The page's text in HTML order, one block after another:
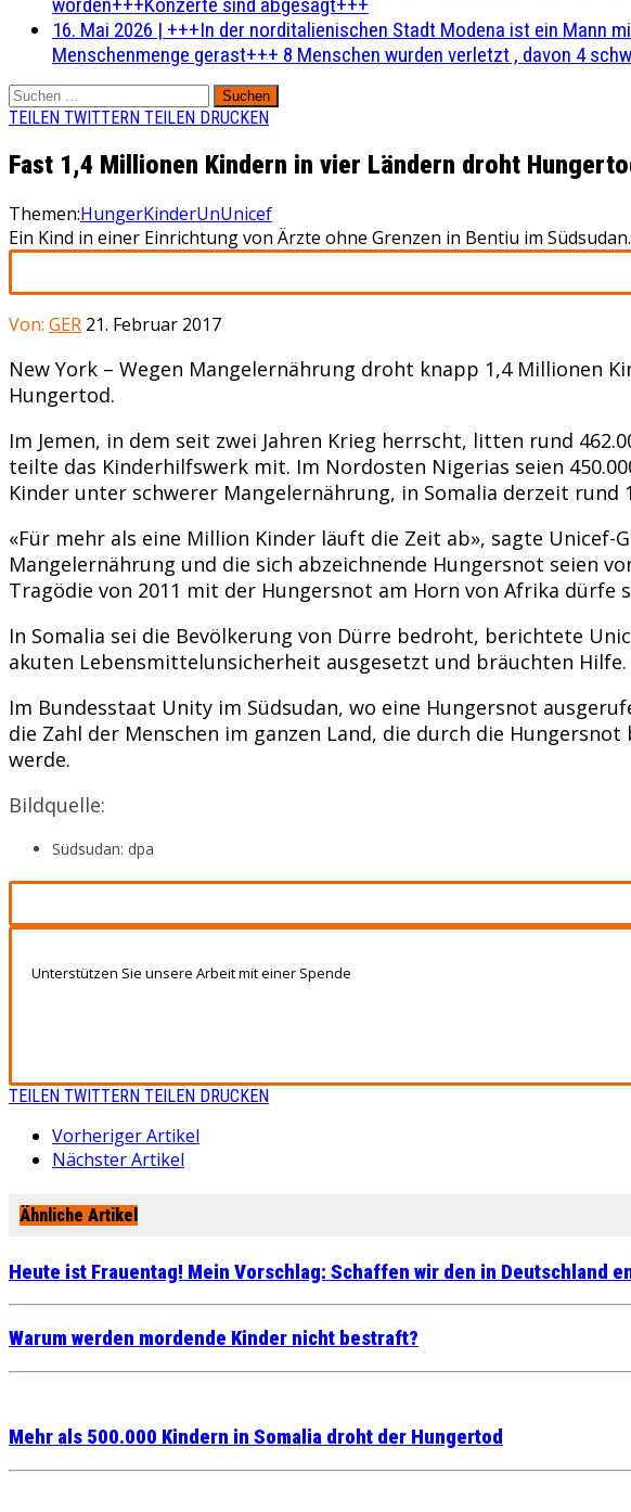
16. Mai 2026 | +++In der norditalienischen Stadt Modena ist ein Mann
Menschenmenge gerast+++ 8 Menschen wurden verletzt , davon 4
Suchen
nach:
TEILEN TWITTERN TEILEN DRUCKEN
Fast 1,4 Millionen Kindern in vier Ländern droht
Themen:HungerKinderUnUnicef
Ein Kind in einer Einrichtung von Ärzte ohne Grenzen in Bentiu im
Von: GER 21. Februar 2017
New York – Wegen Mangelernährung droht knapp 1,4 Millionen
Hungertod.
Im Jemen, in dem seit zwei Jahren Krieg herrscht, litten rund
teilte das Kinderhilfswerk mit. Im Nordosten Nigerias seien
Kinder unter schwerer Mangelernährung, in Somalia derzeit rund
«Für mehr als eine Million Kinder läuft die Zeit ab», sagte
Mangelernährung und die sich abzeichnende Hungersnot seien
Tragödie von 2011 mit der Hungersnot am Horn von Afrika dürfe
In Somalia sei die Bevölkerung von Dürre bedroht, berichtete
akuten Lebensmittelunsicherheit ausgesetzt und bräuchten Hilfe.
Im Bundesstaat Unity im Südsudan, wo eine Hungersnot
die Zahl der Menschen im ganzen Land, die durch die
werde.
Bildquelle:
Südsudan: dpa
Unterstützen Sie unsere Arbeit mit einer Spende
TEILEN TWITTERN TEILEN DRUCKEN
Vorheriger Artikel
Nächster Artikel
Ähnliche Artikel
Heute ist Frauentag! Mein Vorschlag: Schaffen wir den in Deutschland
Warum werden mordende Kinder nicht bestraft?
Mehr als 500.000 Kindern in Somalia droht der Hungertod